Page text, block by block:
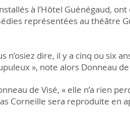
à l’Hôtel Guénégaud, ont
représentées au théâtre
dire, il y a cinq ou six
», note alors Donneau
de Visé, « elle n’a rien
Corneille sera reproduite en